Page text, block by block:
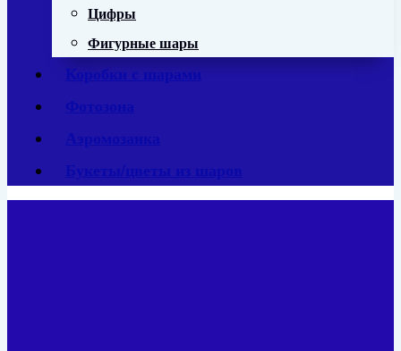
Цифры
Фигурные шары
Коробки с шарами
Фотозона
Аэромозаика
Букеты/цветы из шаров